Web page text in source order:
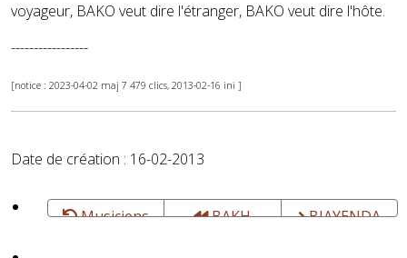
voyageur, BAKO veut dire l'étranger, BAKO veut dire l'hôte.
-----------------
[notice : 2023-04-02 maj 7 479 clics, 2013-02-16 ini ]
Date de création : 16-02-2013
Musiciens
BAKH
BIAYENDA